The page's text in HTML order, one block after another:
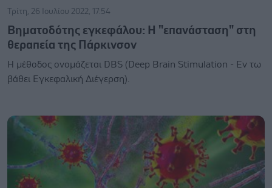
Τρίτη, 26 Ιουλίου 2022, 17:54
Βηματοδότης εγκεφάλου: Η "επανάσταση" στη
θεραπεία της Πάρκινσον
Η μέθοδος ονομάζεται DBS (Deep Brain Stimulation - Εν τω
βάθει Εγκεφαλική Διέγερση).